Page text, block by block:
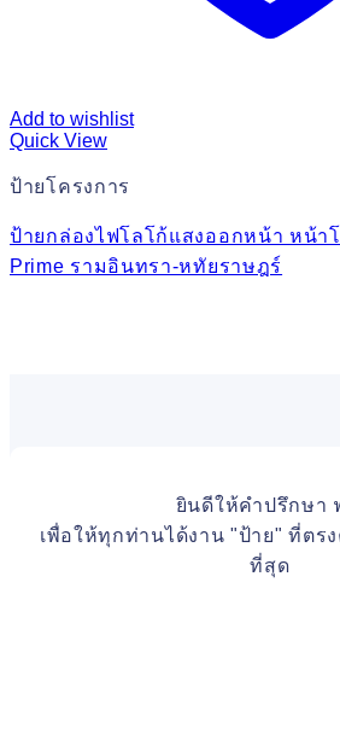
Add to wishlist
Quick View
ป้ายโครงการ
ป้ายกล่องไฟโลโก้แสงออกหน้า หน้า
Prime รามอินทรา-หทัยราษฎร์
ยินดีให้คำปรึกษา
เพื่อให้ทุกท่านได้งาน "ป้าย" ที่ตร
ที่สุด